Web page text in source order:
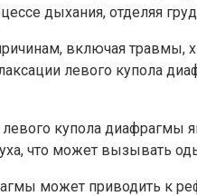
дыхания, отделяя
включая травмы,
левого купола
купола диафрагмы
что может вызывать
может приводить к